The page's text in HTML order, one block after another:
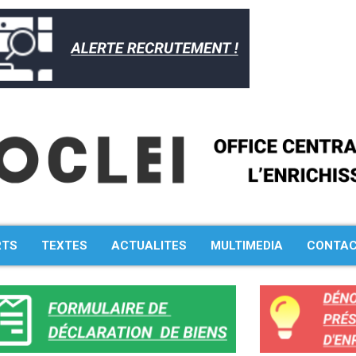
TEXTES ACTUALITES MULTIMEDIA